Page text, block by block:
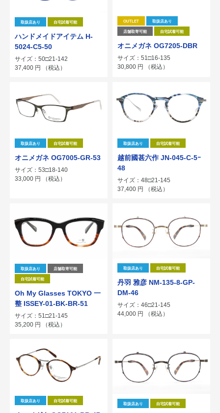
取扱店あり 自宅試着可能
ハンドメイドアイテム H-
5024-C5-50
サイズ：50□21-142
37,400 円 （税込）
OUTLET 取扱店あり
店舗取寄可能 自宅試着可能
オニメガネ OG7205-DBR
サイズ：51□16-135
30,800 円 （税込）
取扱店あり 自宅試着可能
オニメガネ OG7005-GR-53
サイズ：53□18-140
33,000 円 （税込）
取扱店あり 自宅試着可能
越前國甚六作 JN-045-C-5ｰ
48
サイズ：48□21-145
37,400 円 （税込）
取扱店あり 店舗取寄可能
自宅試着可能
Oh My Glasses TOKYO 一
整 ISSEY-01-BK-BR-51
サイズ：51□21-145
35,200 円 （税込）
取扱店あり 自宅試着可能
丹羽 雅彦 NM-135-8-GP-
DM-46
サイズ：46□21-145
44,000 円 （税込）
取扱店あり 自宅試着可能
取扱店あり 自宅試着可能